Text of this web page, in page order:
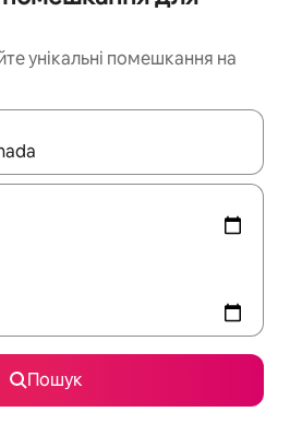
унікальні помешкання на
пошуку, використовуйте для
Пошук